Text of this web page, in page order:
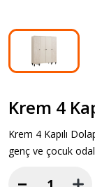
Krem 4
Krem 4 Kapılı
genç ve çocuk